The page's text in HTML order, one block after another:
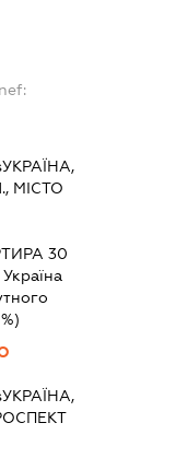
УКРАЇНА,
МІСТО
30
Україна
УКРАЇНА,